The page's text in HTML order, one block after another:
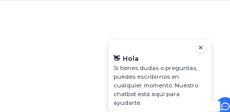
👋 Hola
Si tienes dudas o preguntas,
puedes escribirnos en
cualquier momento. Nuestro
chatbot está aquí para
ayudarte.